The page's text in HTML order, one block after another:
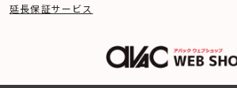
延長保証サービス